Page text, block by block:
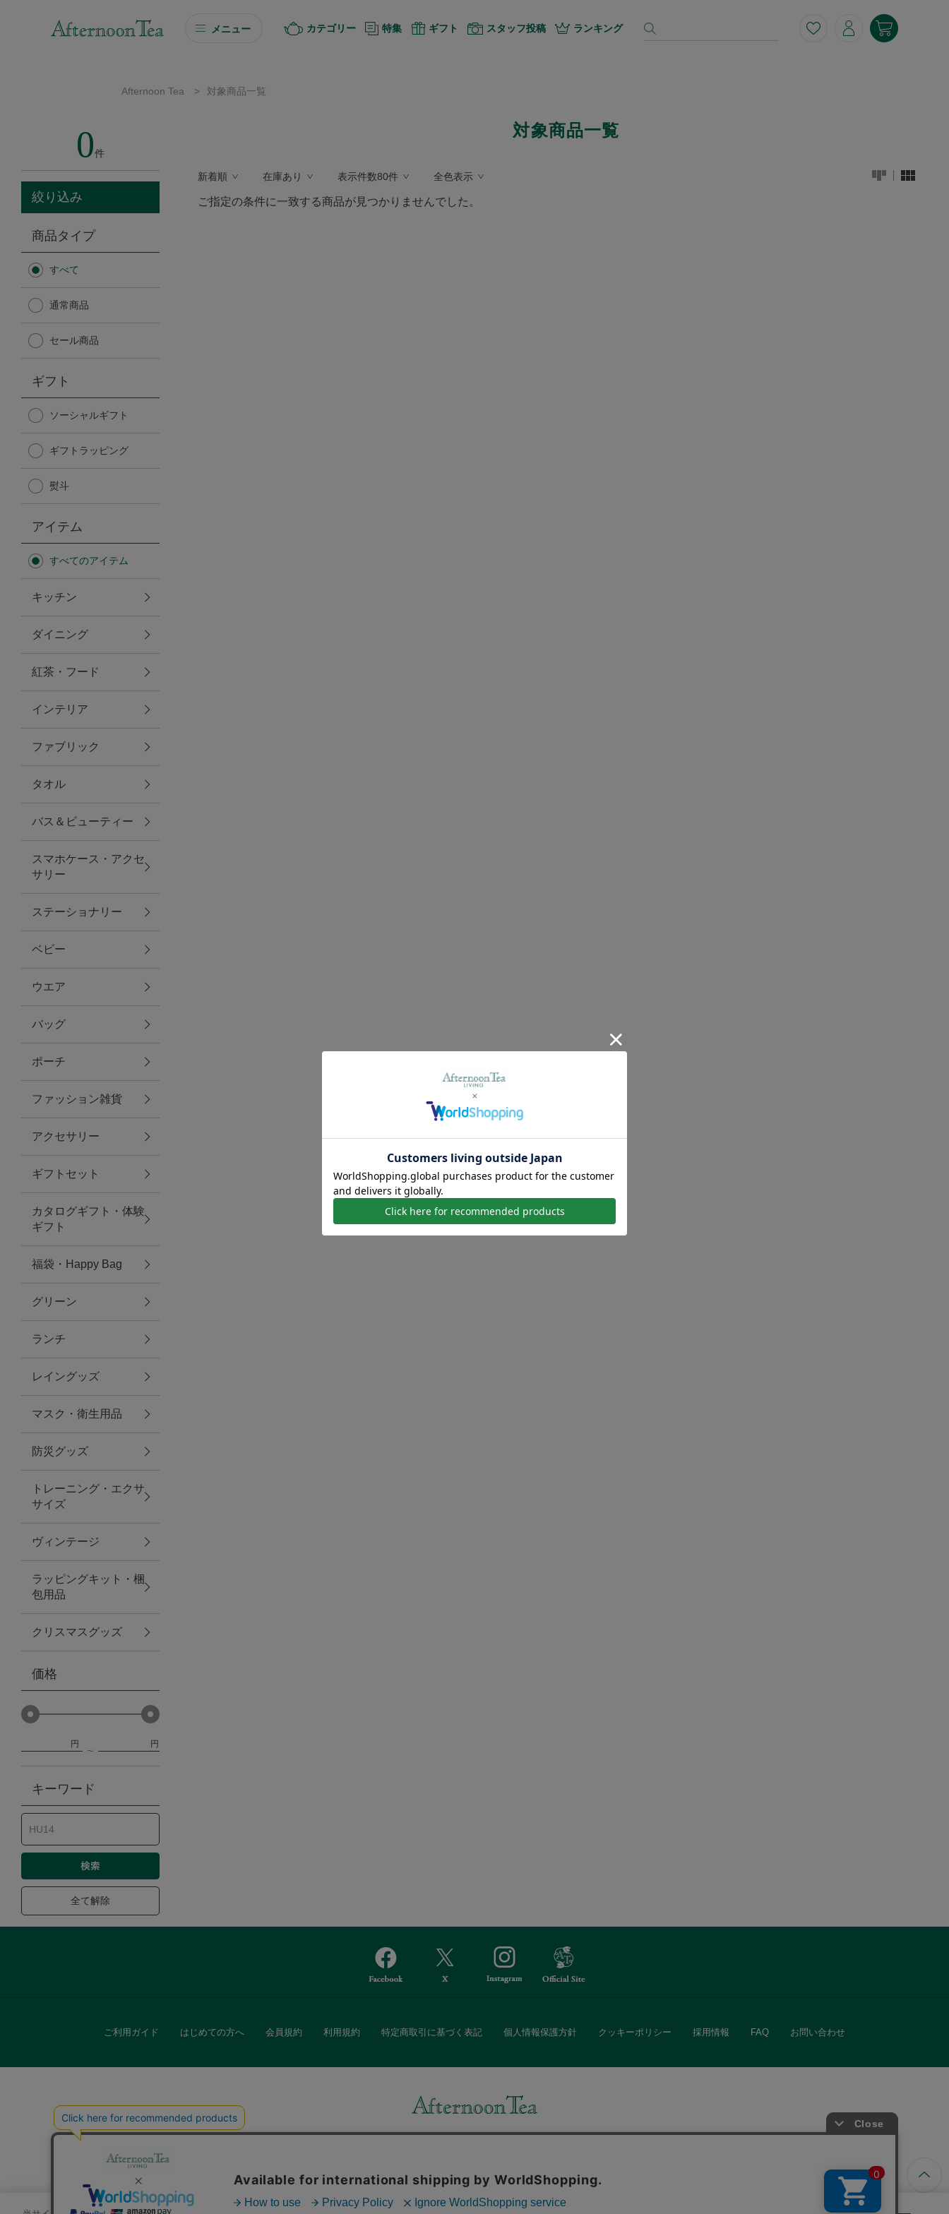
メニュー
ソーシャルギフト
カタログギフト
Afternoon Tea TEAROOM
Afternoon Tea TEAROOM
日傘
保冷バッグ
無重力シリーズ
トラベルグッズ
ランチ
バッグ
キッチン・ダイニング
ダイニング
キッチン
ファブリック
グリーン
バス＆ビューティー
バス＆ビューティー
タオル
ウエア＆バッグ
ウエア
レイングッズ
アクセサリー
ファッション雑貨
ファッショングッズ
スマホケース・アクセサリー
ポーチ
ステーショナリー
その他
紅茶・フード
防災グッズ・非常食
トレーニング
ヴィンテージ
カテゴリー 特集 ギフト スタッフ投稿 ランキング
Afternoon Tea > 対象商品一覧
0件
絞り込み
商品タイプ
すべて
通常商品
セール商品
ギフト
ソーシャルギフト
ギフトラッピング
熨斗
アイテム
すべてのアイテム
キッチン
ダイニング
紅茶・フード
インテリア
ファブリック
タオル
バス＆ビューティー
スマホケース・アクセ
サリー
ステーショナリー
ベビー
ウエア
バッグ
ポーチ
ファッション雑貨
アクセサリー
ギフトセット
カタログギフト・体験
ギフト
福袋・Happy Bag
グリーン
ランチ
レイングッズ
マスク・衛生用品
防災グッズ
トレーニング・エクサ
サイズ
ヴィンテージ
ラッピングキット・梱
包用品
クリスマスグッズ
価格
円 円
キーワード
全て解除
対象商品一覧
新着順 在庫あり 表示件数80件 全色表示
ご指定の条件に一致する商品が見つかりませんでした。
ご利用ガイド はじめての方へ 会員規約 利用規約 特定商取引に基づく表記 個人情報保護方針 クッキーポリシー 採用情報 FAQ お問い合わせ
また、ギフトセットなどギフトにぴったりの豊富な商品がラインナップ。
「ソーシャルギフト」サービスもご提供しています。